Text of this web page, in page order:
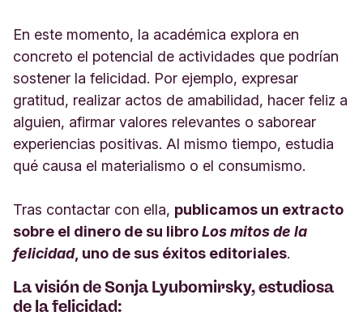
En este momento, la académica explora en
concreto el potencial de actividades que podrían
sostener la felicidad. Por ejemplo, expresar
gratitud, realizar actos de amabilidad, hacer feliz a
alguien, afirmar valores relevantes o saborear
experiencias positivas. Al mismo tiempo, estudia
qué causa el materialismo o el consumismo.
Tras contactar con ella, publicamos un extracto
sobre el dinero de su libroLos mitos de la
felicidad, uno de sus éxitos editoriales.
La visión de Sonja Lyubomirsky, estudiosa
de la felicidad: